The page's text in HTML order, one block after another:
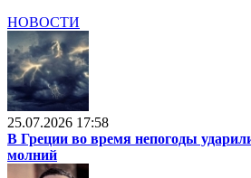
НОВОСТИ
25.07.2026 17:58
В Греции во время непогоды
молний